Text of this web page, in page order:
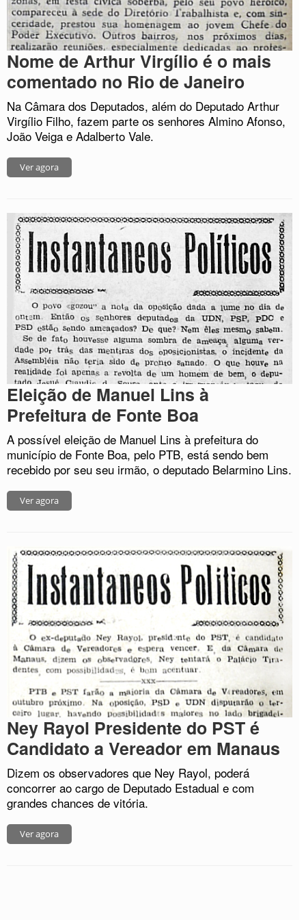
Nome de Arthur Virgílio é o mais
comentado no Rio de Janeiro
Na Câmara dos Deputados, além do Deputado Arthur
Virgílio Filho, fazem parte os senhores Almino Afonso,
João Veiga e Adalberto Vale.
Ver agora
Eleição de Manuel Lins à
Prefeitura de Fonte Boa
A possível eleição de Manuel Lins à prefeitura do
município de Fonte Boa, pelo PTB, está sendo bem
recebido por seu seu irmão, o deputado Belarmino Lins.
Ver agora
Ney Rayol Presidente do PST é
Candidato a Vereador em Manaus
Dizem os observadores que Ney Rayol, poderá
concorrer ao cargo de Deputado Estadual e com
grandes chances de vitória.
Ver agora